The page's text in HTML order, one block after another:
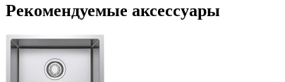
Рекомендуемые аксессуары